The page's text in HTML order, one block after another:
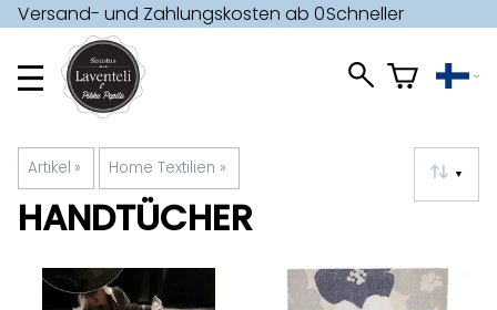
Versand- und Zahlungskosten ab 0Schneller
Artikel ‪» Home Textilien ‪» ▼
HANDTÜCHER